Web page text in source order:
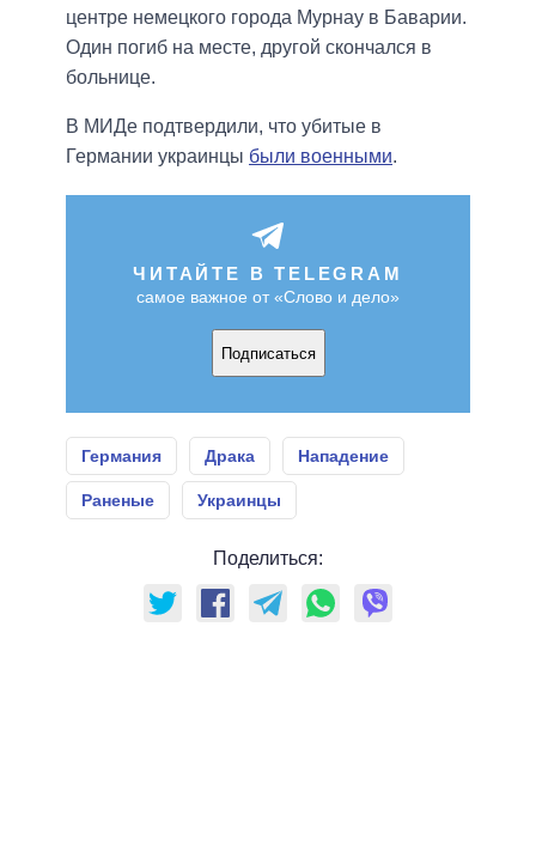
центре немецкого города Мурнау в Баварии.
Один погиб на месте, другой скончался в
больнице.
В МИДе подтвердили, что убитые в
Германии украинцы были военными.
ЧИТАЙТЕ В TELEGRAM
самое важное от «Слово и дело»
Подписаться
Германия Драка Нападение
Раненые Украинцы
Поделиться: